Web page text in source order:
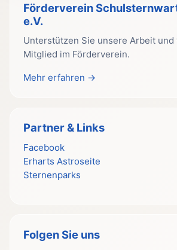
Förderverein
e.V.
Unterstützen Sie unsere Arbeit und
Mitglied im Förderverein.
Mehr erfahren →
Partner & Links
Facebook
Erharts Astroseite
Sternenparks
Folgen Sie uns